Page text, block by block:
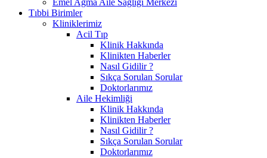
Tıbbi Birimler
Kliniklerimiz
Acil Tıp
Klinik Hakkında
Klinikten Haberler
Nasıl Gidilir ?
Sıkça Sorulan Sorular
Doktorlarımız
Aile Hekimliği
Klinik Hakkında
Klinikten Haberler
Nasıl Gidilir ?
Sıkça Sorulan Sorular
Doktorlarımız